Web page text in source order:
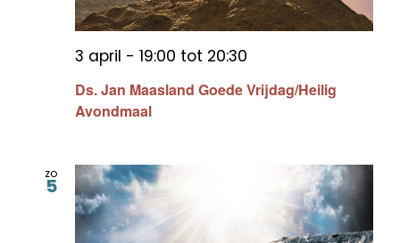
Ds. Jan Maasland Goede Vrijdag/Heilig
Avondmaal
3 april - 19:00 tot 20:30
zo
5